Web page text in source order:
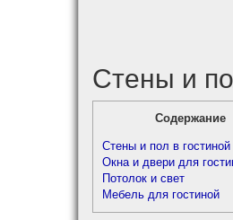
Стены и
Содержание
Стены и пол в гостиной
Окна и двери для
Потолок и свет
Мебель для гостиной